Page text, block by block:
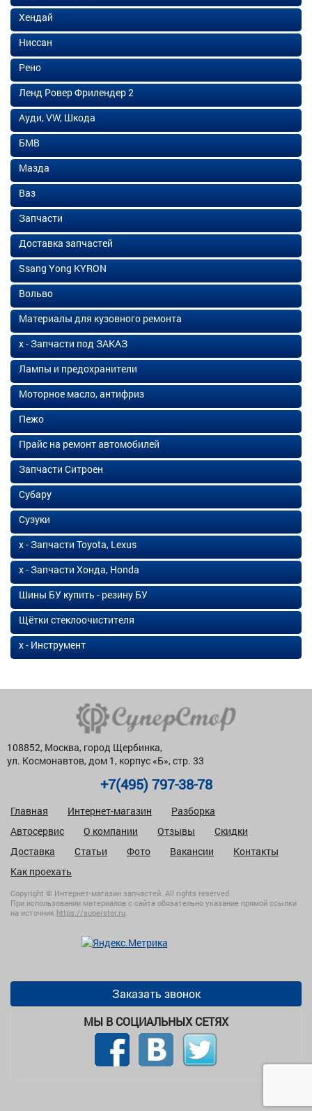
Хендай
Ниссан
Рено
Ленд Ровер Фрилендер 2
Ауди, VW, Шкода
БМВ
Мазда
Ваз
Запчасти
Доставка запчастей
Ssang Yong KYRON
Вольво
Материалы для кузовного ремонта
х - Запчасти под ЗАКАЗ
Лампы и предохранители
Моторное масло, антифриз
Пежо
Прайс на ремонт автомобилей
Запчасти Ситроен
Субару
Сузуки
х - Запчасти Toyota, Lexus
х - Запчасти Хонда, Honda
Шины БУ купить - резину БУ
Щётки стеклоочистителя
х - Инструмент
108852, Москва, город Щербинка,
ул. Космонавтов, дом 1, корпус «Б», стр. 33
+7(495) 797-38-78
Главная Интернет-магазин
Разборка
Автосервис
О компании Отзывы
Скидки
Доставка
Статьи Фото Вакансии
Контакты
Как проехать
Copyright © Интернет-магазин запчастей. All rights reserved
При использовании материалов с сайта обязательно указание прямой ссылки
на источник https://superstor.ru
Заказать звонок
МЫ В СОЦИАЛЬНЫХ СЕТЯХ